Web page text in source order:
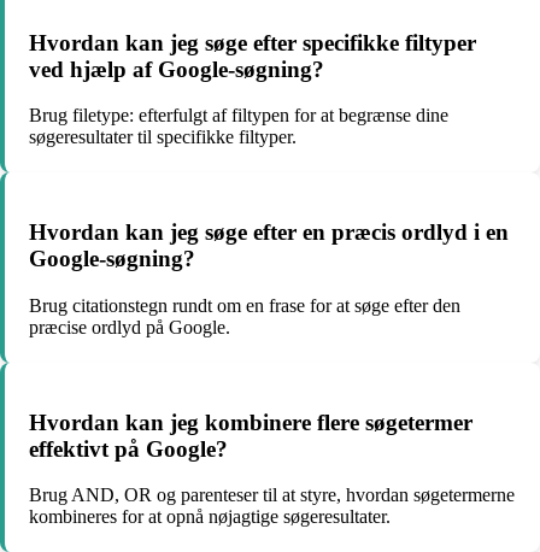
Hvordan kan jeg søge efter specifikke filtyper
ved hjælp af Google-søgning?
Brug filetype: efterfulgt af filtypen for at begrænse dine
søgeresultater til specifikke filtyper.
Hvordan kan jeg søge efter en præcis ordlyd i en
Google-søgning?
Brug citationstegn rundt om en frase for at søge efter den
præcise ordlyd på Google.
Hvordan kan jeg kombinere flere søgetermer
effektivt på Google?
Brug AND, OR og parenteser til at styre, hvordan søgetermerne
kombineres for at opnå nøjagtige søgeresultater.